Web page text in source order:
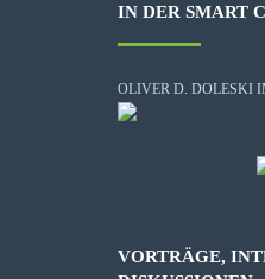
IN DER SMART
OLIVER D. DOLESKI
VORTRÄGE,